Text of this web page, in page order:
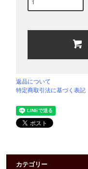
返品について
特定商取引法に基づく表記
カテゴリー